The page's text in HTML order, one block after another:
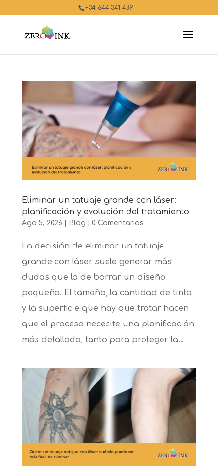
+34 644 341 489
Eliminar un tatuaje grande con láser:
planificación y evolución del tratamiento
Ago 5, 2026 Blog 0 Comentarios
La decisión de eliminar un tatuaje
grande con láser suele generar más
dudas que la de borrar un diseño
pequeño. El tamaño, la cantidad de tinta
y la superficie que hay que tratar hacen
que el proceso necesite una planificación
más detallada, tanto para proteger la...